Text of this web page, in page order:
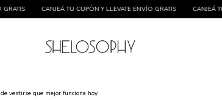
CUPÓN Y LLEVATE ENVÍO GRATIS CANJEÁ TU CUPÓN Y LLEVATE
vestirse que mejor funciona hoy